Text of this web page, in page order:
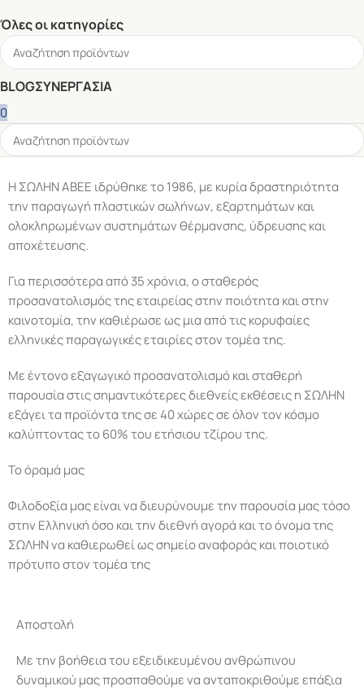
Όλες οι κατηγορίες
BLOGΣΥΝΕΡΓΑΣΊΑ
0
Η ΣΩΛΗΝ ΑΒΕΕ ιδρύθηκε το 1986, με κυρία δραστηριότητα
την παραγωγή πλαστικών σωλήνων, εξαρτημάτων και
ολοκληρωμένων συστημάτων θέρμανσης, ύδρευσης και
αποχέτευσης.
Για περισσότερα από 35 χρόνια, ο σταθερός
προσανατολισμός της εταιρείας στην ποιότητα και στην
καινοτομία, την καθιέρωσε ως μια από τις κορυφαίες
ελληνικές παραγωγικές εταιρίες στον τομέα της.
Με έντονο εξαγωγικό προσανατολισμό και σταθερή
παρουσία στις σημαντικότερες διεθνείς εκθέσεις η ΣΩΛΗΝ
εξάγει τα προϊόντα της σε 40 χώρες σε όλον τον κόσμο
καλύπτοντας το 60% του ετήσιου τζίρου της.
Το όραμά μας
Φιλοδοξία μας είναι να διευρύνουμε την παρουσία μας τόσο
στην Ελληνική όσο και την διεθνή αγορά και το όνομα της
ΣΩΛΗΝ να καθιερωθεί ως σημείο αναφοράς και ποιοτικό
πρότυπο στον τομέα της
Αποστολή
Με την βοήθεια του εξειδικευμένου ανθρώπινου
δυναμικού μας προσπαθούμε να ανταποκριθούμε επάξια